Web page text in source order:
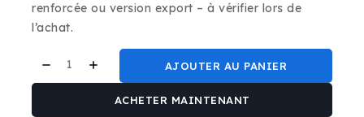
renforcée ou version export – à vérifier lors de
l’achat.
AJOUTER AU PANIER
ACHETER MAINTENANT